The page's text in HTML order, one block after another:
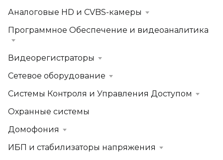
Аналоговые HD и CVBS-камеры
Программное Обеспечение и видеоаналитика
Видеорегистраторы
Сетевое оборудование
Системы Контроля и Управления Доступом
Охранные системы
Домофония
ИБП и стабилизаторы напряжения